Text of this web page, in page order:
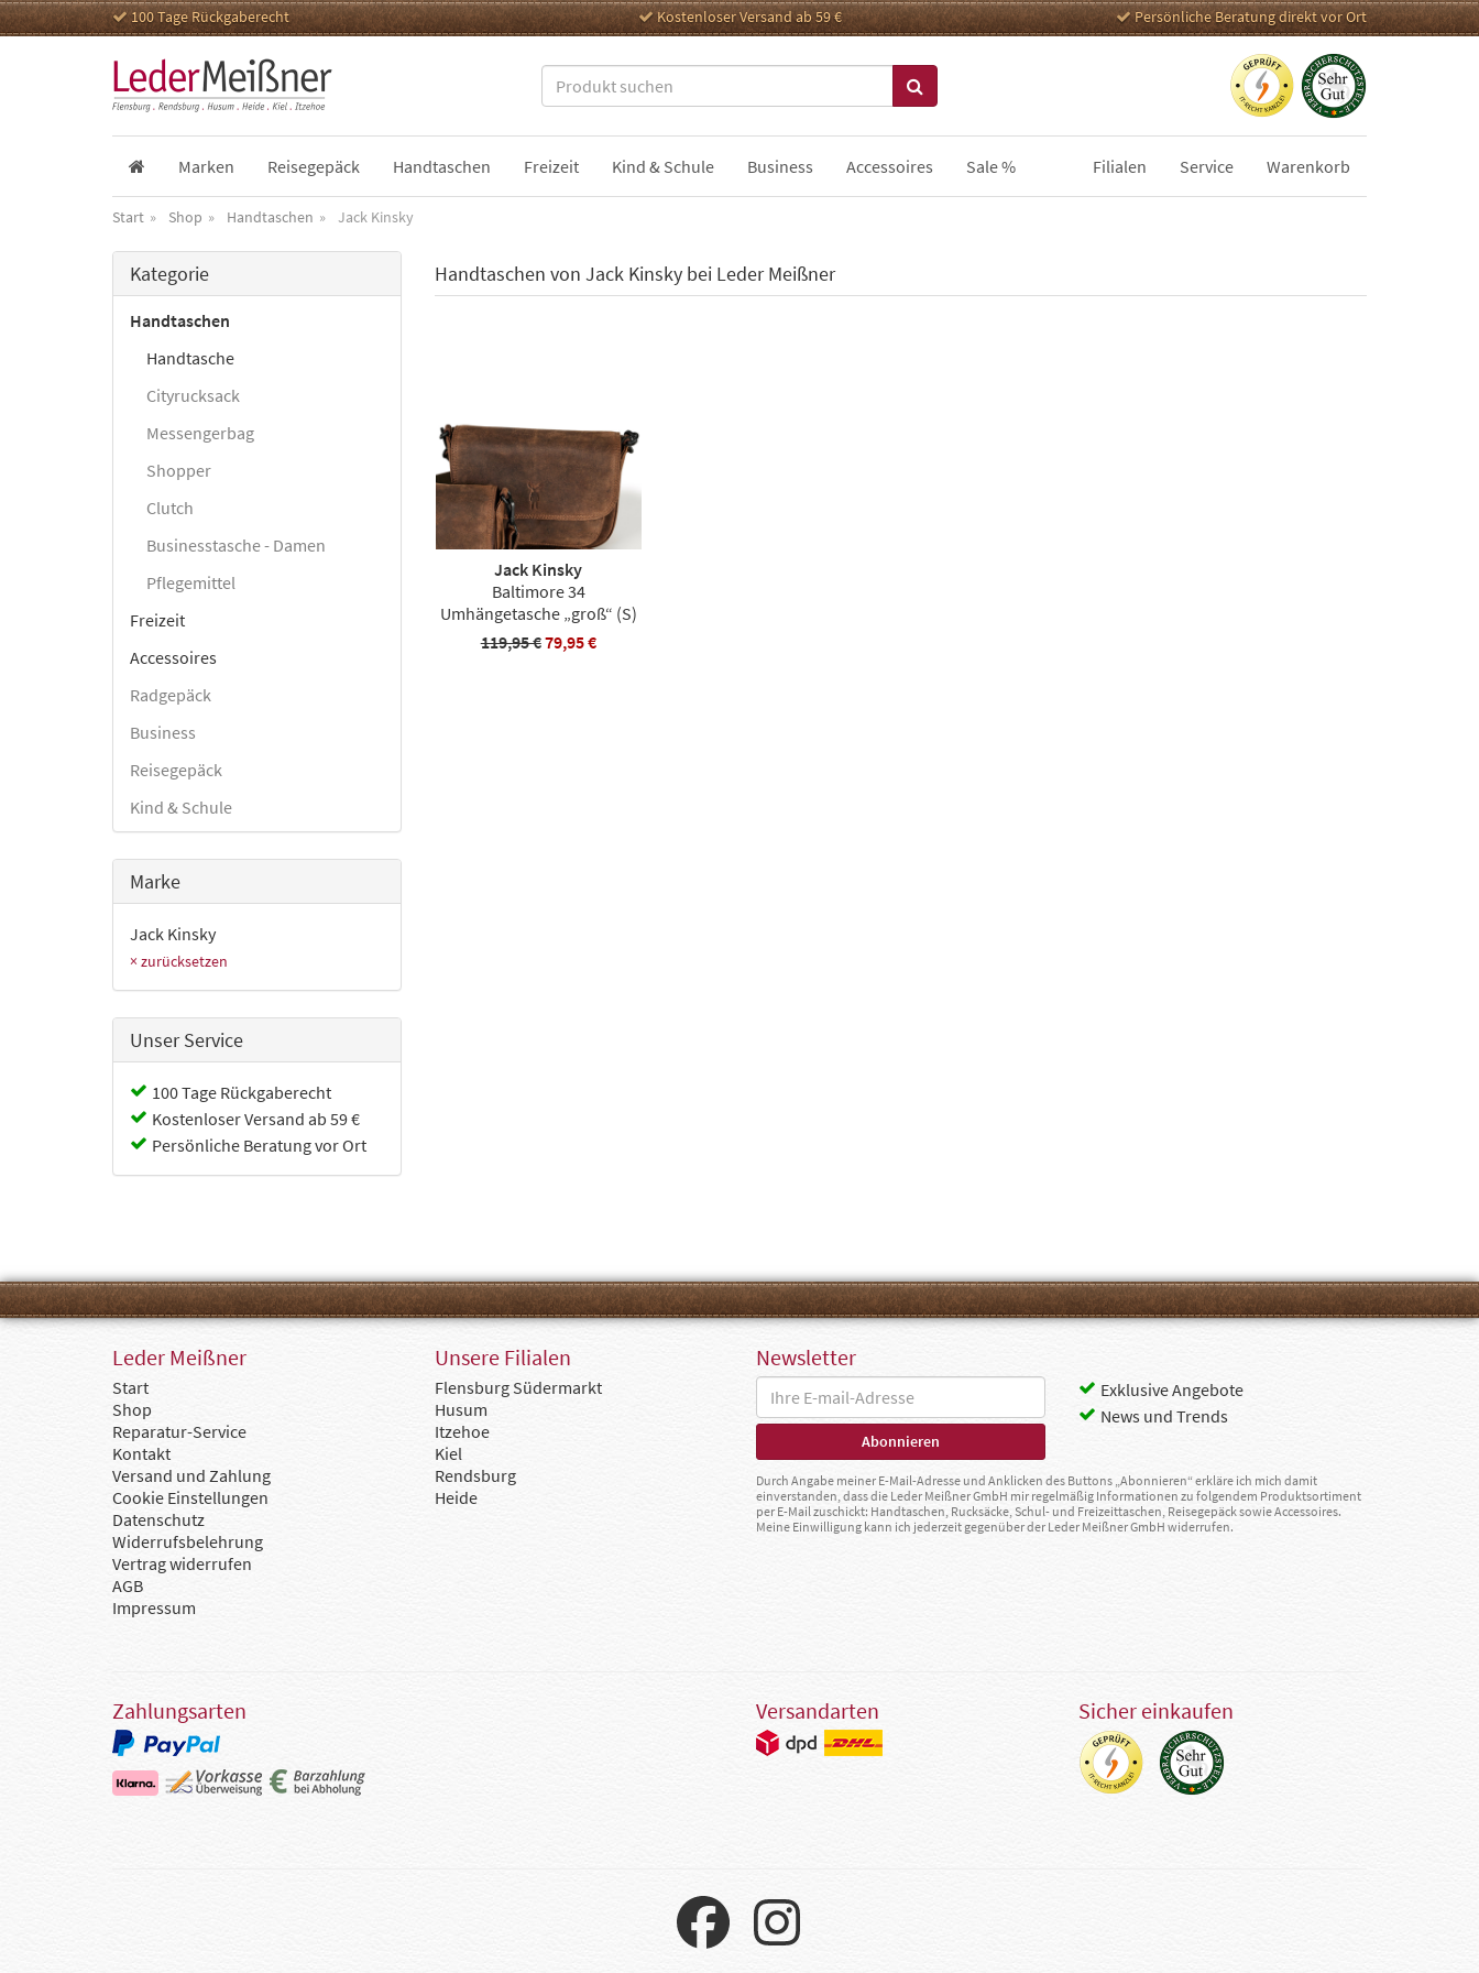
100 Tage Rückgaberecht Kostenloser Versand ab 59 € Persönliche Beratung direkt vor Ort
Marken Reisegepäck Handtaschen Freizeit Kind & Schule Business Accessoires Sale % Filialen Service Warenkorb
Start Shop Handtaschen Jack Kinsky
Kategorie
Handtaschen
Handtasche
Cityrucksack
Messengerbag
Shopper
Clutch
Businesstasche - Damen
Pflegemittel
Freizeit
Accessoires
Radgepäck
Business
Reisegepäck
Kind & Schule
Marke
Jack Kinsky
× zurücksetzen
Unser Service
100 Tage Rückgaberecht
Kostenloser Versand ab 59 €
Persönliche Beratung vor Ort
Handtaschen von Jack Kinsky bei Leder Meißner
Jack Kinsky
Baltimore 34
Umhängetasche „groß“ (S)
119,95 €79,95 €
Leder Meißner
Start
Shop
Reparatur-Service
Kontakt
Versand und Zahlung
Cookie Einstellungen
Datenschutz
Widerrufsbelehrung
Vertrag widerrufen
AGB
Impressum
Unsere Filialen
Flensburg Südermarkt
Husum
Itzehoe
Kiel
Rendsburg
Heide
Newsletter
Exklusive Angebote
News und Trends
Durch Angabe meiner E-Mail-Adresse und Anklicken des Buttons „Abonnieren“ erkläre ich mich damit
einverstanden, dass die Leder Meißner GmbH mir regelmäßig Informationen zu folgendem Produktsortiment
per E-Mail zuschickt: Handtaschen, Rucksäcke, Schul- und Freizeittaschen, Reisegepäck sowie Accessoires.
Meine Einwilligung kann ich jederzeit gegenüber der Leder Meißner GmbH widerrufen.
Zahlungsarten Versandarten Sicher einkaufen